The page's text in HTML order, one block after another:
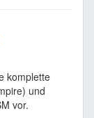
komplette
und
vor.